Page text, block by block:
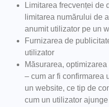
Limitarea frecvenței de
limitarea numărului de
anumit utilizator pe un
Furnizarea de
utilizator
Măsurarea,
– cum ar fi confirmarea
un website, ce tip de
cum un utilizator